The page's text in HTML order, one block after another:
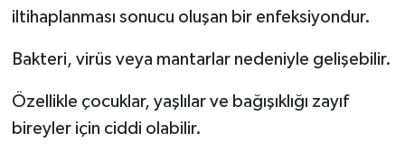
iltihaplanması sonucu oluşan bir enfeksiyondur.
Bakteri, virüs veya mantarlar nedeniyle gelişebilir.
Özellikle çocuklar, yaşlılar ve bağışıklığı zayıf
bireyler için ciddi olabilir.